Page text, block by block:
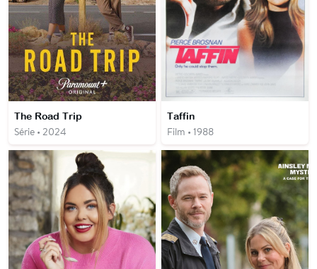
The Road Trip
Série • 2024
Taffin
Film • 1988